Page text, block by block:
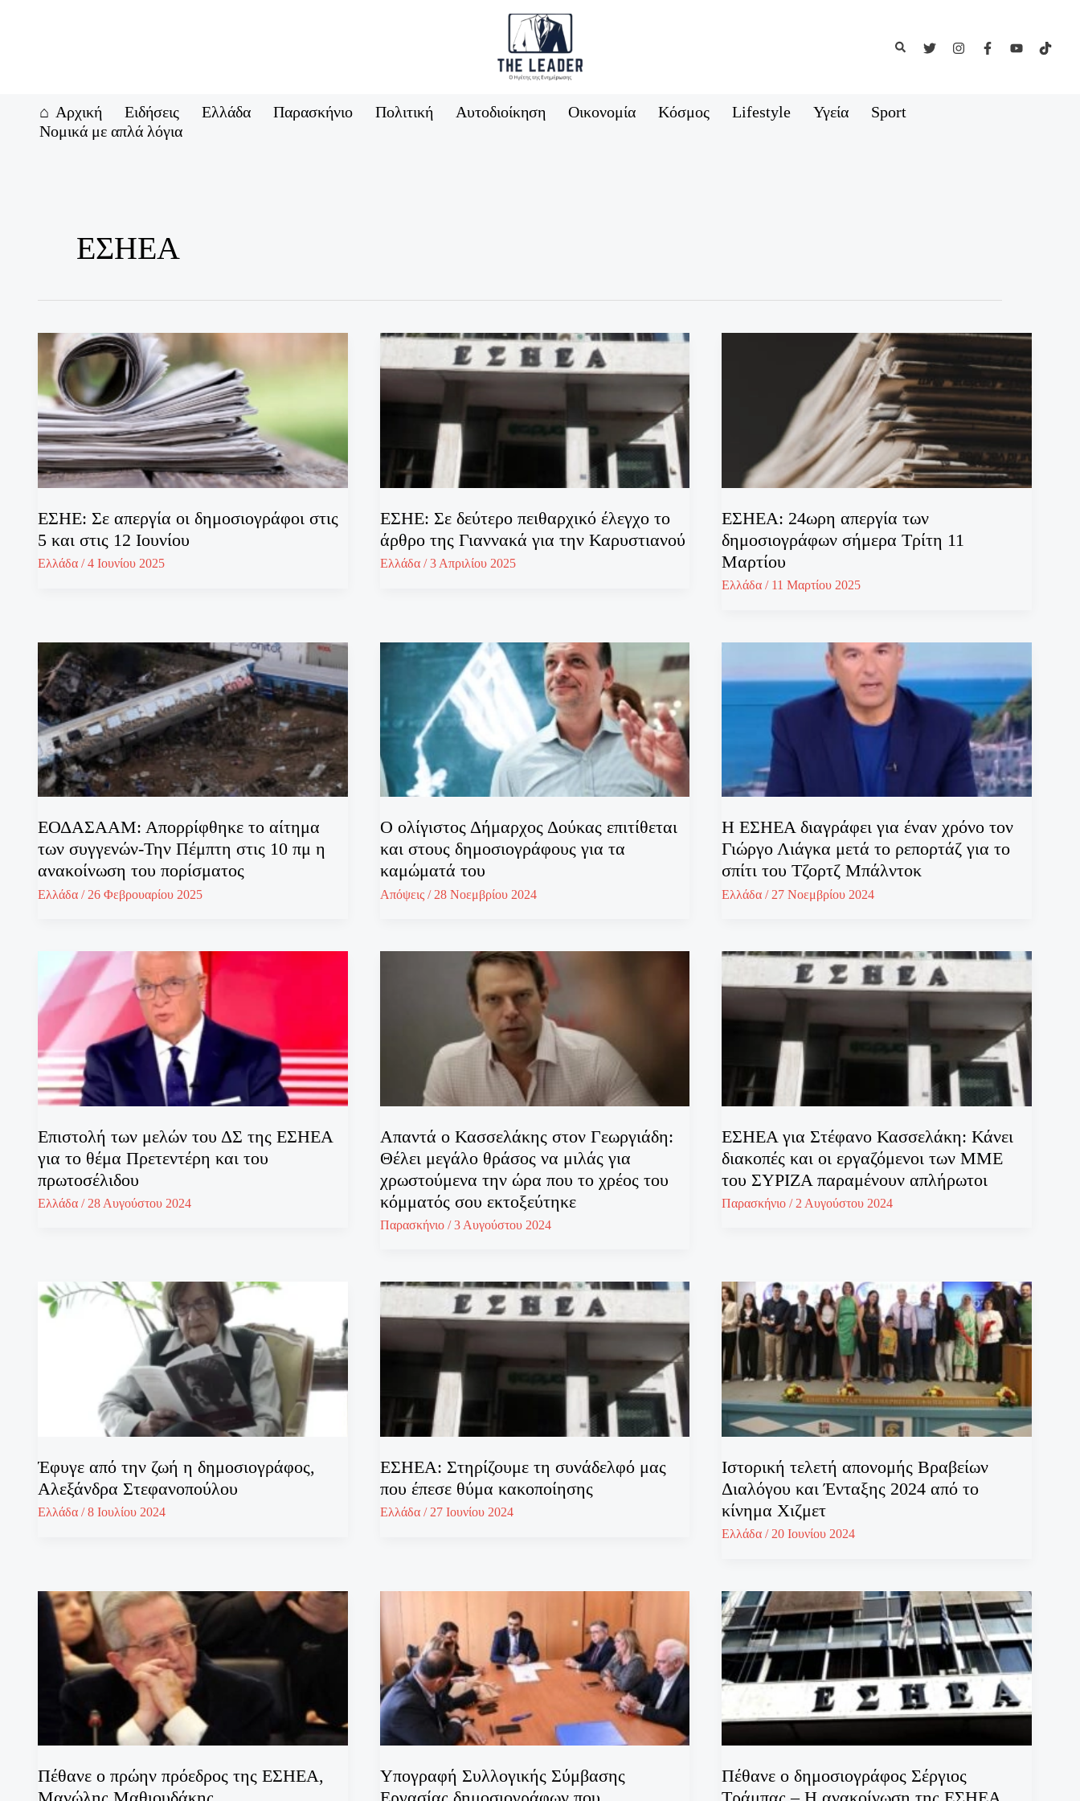
Αναζήτηση
Αρχική Ειδήσεις Ελλάδα Παρασκήνιο Πολιτική Αυτοδιοίκηση Οικονομία Κόσμος Lifestyle Υγεία
Sport
Νομικά με απλά λόγια
ΕΣΗΕΑ
ΕΣΗΕ: Σε απεργία οι δημοσιογράφοι στις
5 και στις 12 Ιουνίου
Ελλάδα /4 Ιουνίου 2025
ΕΣΗΕ: Σε δεύτερο πειθαρχικό έλεγχο το
άρθρο της Γιαννακά για την Καρυστιανού
Ελλάδα/3 Απριλίου 2025
ΕΣΗΕΑ: 24ωρη απεργία των
δημοσιογράφων σήμερα Τρίτη 11
Μαρτίου
Ελλάδα / 11 Μαρτίου 2025
ΕΟΔΑΣΑΑΜ: Απορρίφθηκε το αίτημα
των συγγενών-Την Πέμπτη στις 10 πμ η
ανακοίνωση του πορίσματος
Ελλάδα / 26 Φεβρουαρίου 2025
Ο ολίγιστος Δήμαρχος Δούκας επιτίθεται
και στους δημοσιογράφους για τα
καμώματά του
Απόψεις/ 28 Νοεμβρίου 2024
H ΕΣΗΕΑ διαγράφει για έναν χρόνο τον
Γιώργο Λιάγκα μετά το ρεπορτάζ για το
σπίτι του Τζορτζ Μπάλντοκ
Ελλάδα / 27 Νοεμβρίου 2024
Επιστολή των μελών του ΔΣ της ΕΣΗΕΑ
για το θέμα Πρετεντέρη και του
πρωτοσέλιδου
Ελλάδα / 28 Αυγούστου 2024
Απαντά ο Κασσελάκης στον Γεωργιάδη:
Θέλει μεγάλο θράσος να μιλάς για
χρωστούμενα την ώρα που το χρέος του
κόμματός σου εκτοξεύτηκε
Παρασκήνιο/3 Αυγούστου 2024
ΕΣΗΕΑ για Στέφανο Κασσελάκη: Κάνει
διακοπές και οι εργαζόμενοι των ΜΜΕ
του ΣΥΡΙΖΑ παραμένουν απλήρωτοι
Παρασκήνιο / 2 Αυγούστου 2024
Έφυγε από την ζωή η δημοσιογράφος,
Αλεξάνδρα Στεφανοπούλου
Ελλάδα /8 Ιουλίου 2024
ΕΣΗΕΑ: Στηρίζουμε τη συνάδελφό μας
που έπεσε θύμα κακοποίησης
Ελλάδα/27 Ιουνίου 2024
Ιστορική τελετή απονομής Βραβείων
Διαλόγου και Ένταξης 2024 από το
κίνημα Χιζμετ
Ελλάδα /20 Ιουνίου 2024
Πέθανε ο πρώην πρόεδρος της ΕΣΗΕΑ,
Υπογραφή Συλλογικής Σύμβασης
Πέθανε ο δημοσιογράφος Σέργιος